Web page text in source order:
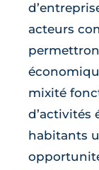
acteurs
mixité
d’activités
habitants